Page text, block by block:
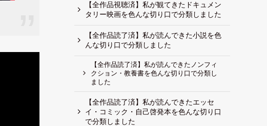
【全作品視聴済】私が観てきたドキュメン
タリー映画を色んな切り口で分類しました
【全作品読了済】私が読んできた小説を色
んな切り口で分類しました
【全作品読了済】私が読んできたノンフィ
クション・教養書を色んな切り口で分類し
ました
【全作品読了済】私が読んできたエッセ
イ・コミック・自己啓発本を色んな切り口
で分類しました